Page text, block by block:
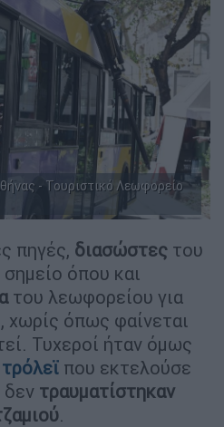
- Τουριστικό Λεωφορείο
πηγές, διασώστες του
όπου και
του λεωφορείου για
χωρίς όπως φαίνεται
Τυχεροί ήταν όμως
που εκτελούσε
δεν τραυματίστηκαν
.